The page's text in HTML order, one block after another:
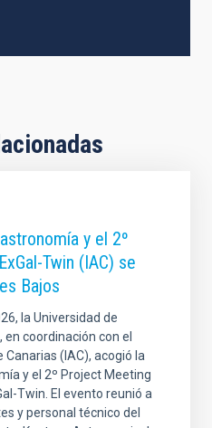
y el 2º
Twin (IAC) se
Bajos
la Universidad de
coordinación con el
(IAC), acogió la
y el 2º Project Meeting
Twin. El evento reunió a
y personal técnico del